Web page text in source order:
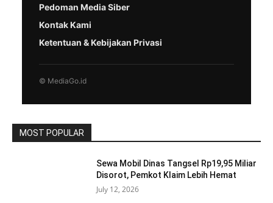
Pedoman Media Siber
Kontak Kami
Ketentuan & Kebijakan Privasi
© MediaGo.id
MOST POPULAR
Sewa Mobil Dinas Tangsel Rp19,95 Miliar
Disorot, Pemkot Klaim Lebih Hemat
July 12, 2026